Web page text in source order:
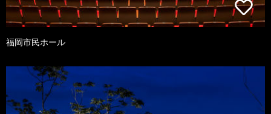
福岡市民ホール